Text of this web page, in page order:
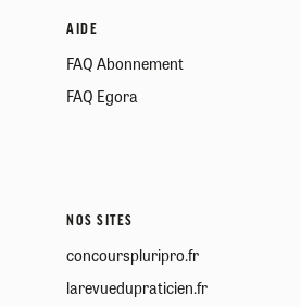
AIDE
FAQ Abonnement
FAQ Egora
NOS SITES
concourspluripro.fr
larevuedupraticien.fr